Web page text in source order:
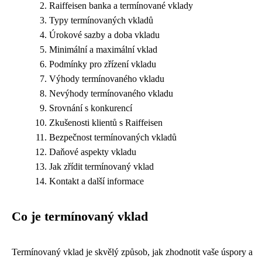
Raiffeisen banka a termínované vklady
Typy termínovaných vkladů
Úrokové sazby a doba vkladu
Minimální a maximální vklad
Podmínky pro zřízení vkladu
Výhody termínovaného vkladu
Nevýhody termínovaného vkladu
Srovnání s konkurencí
Zkušenosti klientů s Raiffeisen
Bezpečnost termínovaných vkladů
Daňové aspekty vkladu
Jak zřídit termínovaný vklad
Kontakt a další informace
Co je termínovaný vklad
Termínovaný vklad je skvělý způsob, jak zhodnotit vaše úspory a